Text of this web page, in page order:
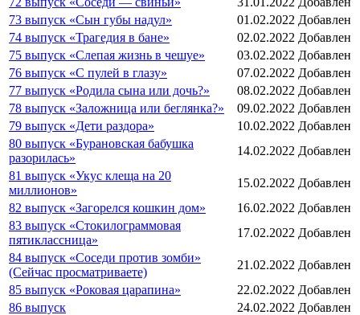
73 выпуск «Сын губы надул»
01.02.2022 Добавлен
74 выпуск «Трагедия в бане»
02.02.2022 Добавлен
75 выпуск «Слепая жизнь в чешуе»
03.02.2022 Добавлен
76 выпуск «С пулей в глазу»
07.02.2022 Добавлен
77 выпуск «Родила сына или дочь?»
08.02.2022 Добавлен
78 выпуск «Заложница или беглянка?»
09.02.2022 Добавлен
79 выпуск «Дети раздора»
10.02.2022 Добавлен
80 выпуск «Бурановская бабушка
разорилась»
14.02.2022 Добавлен
81 выпуск «Укус клеща на 20
миллионов»
15.02.2022 Добавлен
82 выпуск «Загорелся кошкин дом»
16.02.2022 Добавлен
83 выпуск «Стокилограммовая
пятиклассница»
17.02.2022 Добавлен
84 выпуск «Соседи против зомби»
(Сейчас просматриваете)
21.02.2022 Добавлен
85 выпуск «Роковая царапина»
22.02.2022 Добавлен
86 выпуск
24.02.2022 Добавлен